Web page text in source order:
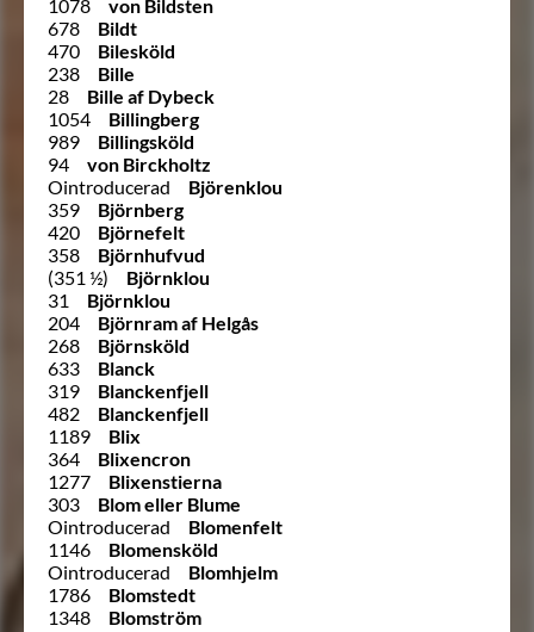
1078
von Bildsten
678
Bildt
470
Bilesköld
238
Bille
28
Bille af Dybeck
1054
Billingberg
989
Billingsköld
94
von Birckholtz
Ointroducerad
Björenklou
359
Björnberg
420
Björnefelt
358
Björnhufvud
(351 ½)
Björnklou
31
Björnklou
204
Björnram af Helgås
268
Björnsköld
633
Blanck
319
Blanckenfjell
482
Blanckenfjell
1189
Blix
364
Blixencron
1277
Blixenstierna
303
Blom eller Blume
Ointroducerad
Blomenfelt
1146
Blomensköld
Ointroducerad
Blomhjelm
1786
Blomstedt
1348
Blomström